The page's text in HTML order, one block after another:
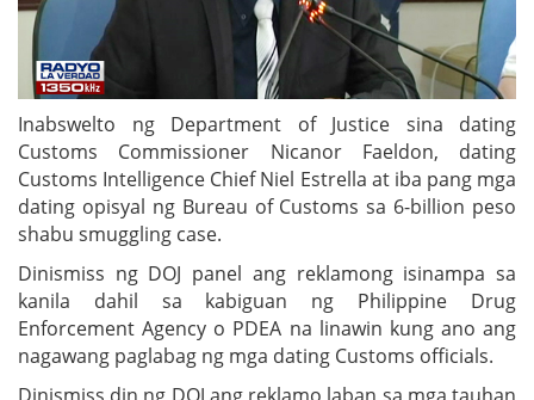
Inabswelto ng Department of Justice sina dating
Customs Commissioner Nicanor Faeldon, dating
Customs Intelligence Chief Niel Estrella at iba pang mga
dating opisyal ng Bureau of Customs sa 6-billion peso
shabu smuggling case.
Dinismiss ng DOJ panel ang reklamong isinampa sa
kanila dahil sa kabiguan ng Philippine Drug
Enforcement Agency o PDEA na linawin kung ano ang
nagawang paglabag ng mga dating Customs officials.